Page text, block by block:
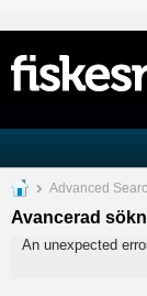
Advanced
Avancerad
An unexpected